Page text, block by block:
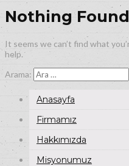
Nothing Found
It seems we can’t find what
help.
Arama:
Anasayfa
Firmamız
Hakkımızda
Misyonumuz